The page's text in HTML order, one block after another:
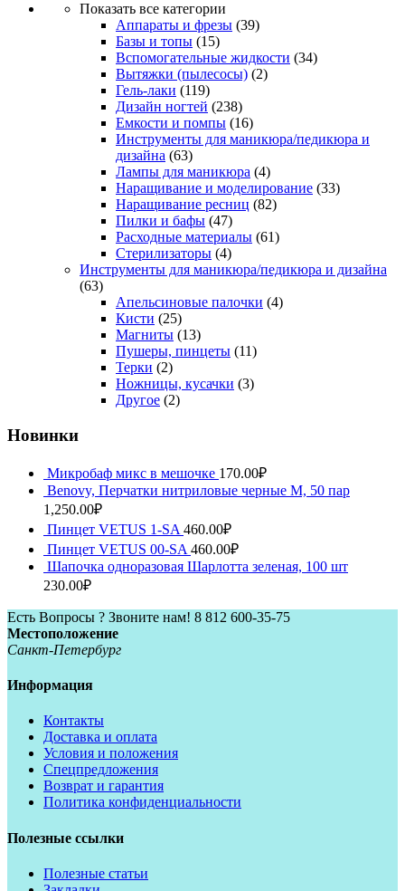
Показать все категории
Аппараты и фрезы (39)
Базы и топы (15)
Вспомогательные жидкости (34)
Вытяжки (пылесосы) (2)
Гель-лаки (119)
Дизайн ногтей (238)
Емкости и помпы (16)
Инструменты для маникюра/педикюра и
дизайна (63)
Лампы для маникюра (4)
Наращивание и моделирование (33)
Наращивание ресниц (82)
Пилки и бафы (47)
Расходные материалы (61)
Стерилизаторы (4)
Инструменты для маникюра/педикюра и дизайна
(63)
Апельсиновые палочки (4)
Кисти (25)
Магниты (13)
Пушеры, пинцеты (11)
Терки (2)
Ножницы, кусачки (3)
Другое (2)
Новинки
Микробаф микс в мешочке 170.00₽
Benovy, Перчатки нитриловые черные M, 50 пар
1,250.00₽
Пинцет VETUS 1-SA 460.00₽
Пинцет VETUS 00-SA 460.00₽
Шапочка одноразовая Шарлотта зеленая, 100 шт
230.00₽
Есть Вопросы ? Звоните нам! 8 812 600-35-75
Местоположение
Санкт-Петербург
Информация
Контакты
Доставка и оплата
Условия и положения
Спецпредложения
Возврат и гарантия
Политика конфиденциальности
Полезные ссылки
Полезные статьи